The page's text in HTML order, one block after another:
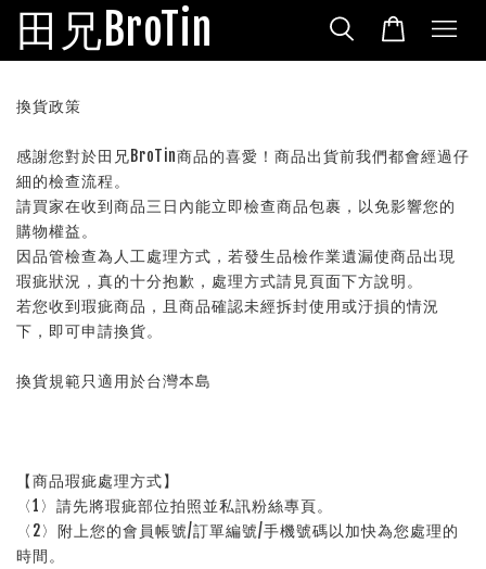
田兄BroTin
換貨政策
感謝您對於田兄BroTin商品的喜愛！商品出貨前我們都會經過仔
細的檢查流程。
請買家在收到商品三日內能立即檢查商品包裹，以免影響您的
購物權益。
因品管檢查為人工處理方式，若發生品檢作業遺漏使商品出現
瑕疵狀況，真的十分抱歉，處理方式請見頁面下方說明。
若您收到瑕疵商品，且商品確認未經拆封使用或汙損的情況
下，即可申請換貨。
換貨規範只適用於台灣本島
【商品瑕疵處理方式】
〈1〉請先將瑕疵部位拍照並私訊粉絲專頁。
〈2〉附上您的會員帳號/訂單編號/手機號碼以加快為您處理的
時間。